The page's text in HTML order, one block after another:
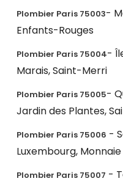
Plombier Paris 75003-
Enfants-Rouges
Plombier Paris 75004-
Marais, Saint-Merri
Plombier Paris 75005-
Jardin des Plantes,
Plombier Paris 75006 -
Luxembourg, Monnaie
Plombier Paris 75007 -